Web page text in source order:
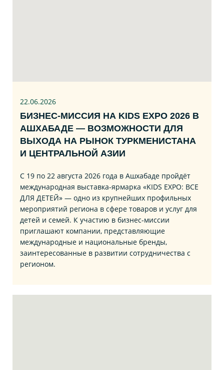
22.06.2026
БИЗНЕС‑МИССИЯ НА KIDS EXPO 2026 В
АШХАБАДЕ — ВОЗМОЖНОСТИ ДЛЯ
ВЫХОДА НА РЫНОК ТУРКМЕНИСТАНА
И ЦЕНТРАЛЬНОЙ АЗИИ
С 19 по 22 августа 2026 года в Ашхабаде пройдёт
международная выставка‑ярмарка «KIDS EXPO: ВСЕ
ДЛЯ ДЕТЕЙ» — одно из крупнейших профильных
мероприятий региона в сфере товаров и услуг для
детей и семей. К участию в бизнес‑миссии
приглашают компании, представляющие
международные и национальные бренды,
заинтересованные в развитии сотрудничества с
регионом.